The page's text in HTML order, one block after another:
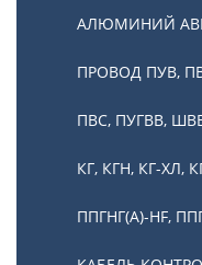
АЛЮМИНИЙ
ПРОВОД ПУВ,
ПВС, ПУГВВ,
КГ, КГН, КГ-ХЛ,
ППГНГ(А)-HF,